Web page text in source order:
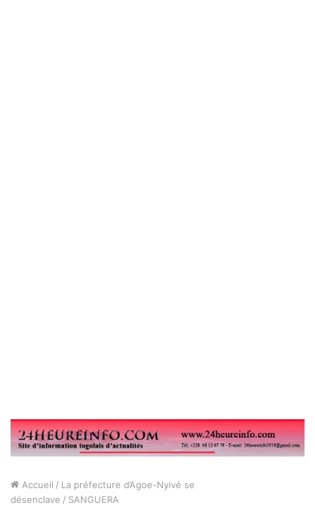
Accueil / La préfecture d’Agoe-Nyivé se
désenclave / SANGUERA